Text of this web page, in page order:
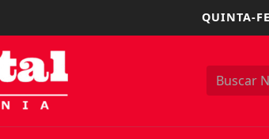
QUINTA-